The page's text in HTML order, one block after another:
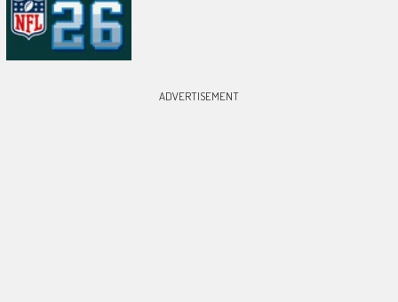
ADVERTISEMENT